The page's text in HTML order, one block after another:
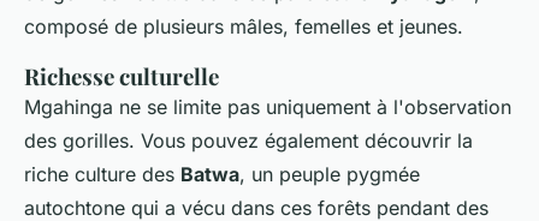
composé de plusieurs mâles, femelles et jeunes.
Richesse culturelle
Mgahinga ne se limite pas uniquement à l'observation
des gorilles. Vous pouvez également découvrir la
riche culture des Batwa, un peuple pygmée
autochtone qui a vécu dans ces forêts pendant des